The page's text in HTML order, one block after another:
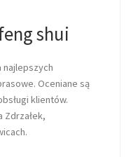
shui
najlepszych
Oceniane są
klientów.
Zdrzałek,